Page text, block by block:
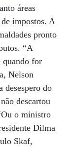
áreas
impostos. A
pronto
“A
quando for
Nelson
desespero do
descartou
o ministro
Dilma
Skaf,